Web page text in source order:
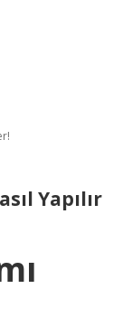
Yapılır